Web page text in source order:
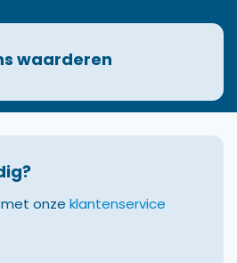
waarderen
onze klantenservice